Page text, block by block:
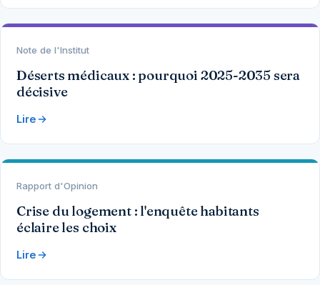
Note de l'Institut
Déserts médicaux : pourquoi 2025-2035 sera
décisive
Lire
Rapport d'Opinion
Crise du logement : l'enquête habitants
éclaire les choix
Lire